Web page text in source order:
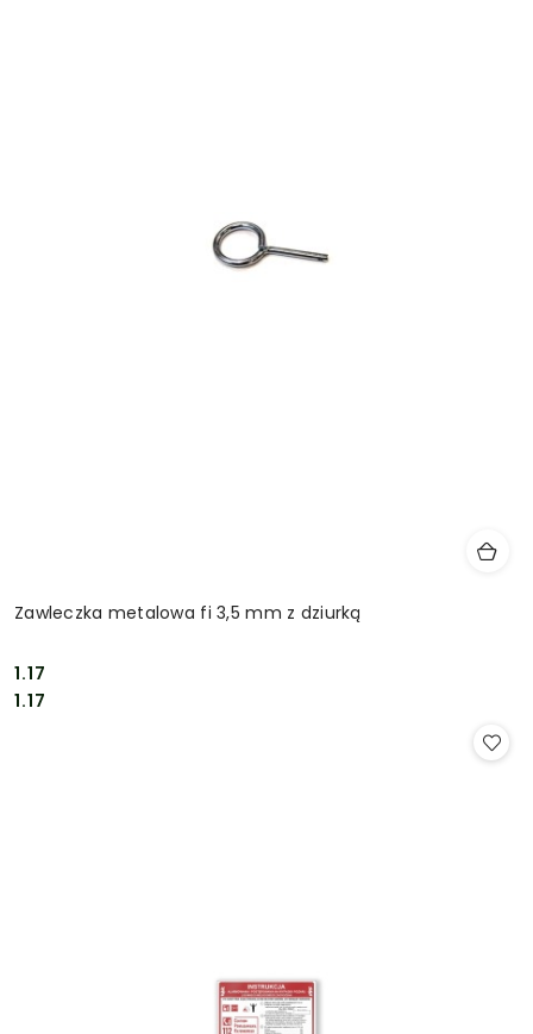
Zawleczka metalowa fi 3,5 mm z dziurką
Cena:
1.17
Cena:
1.17